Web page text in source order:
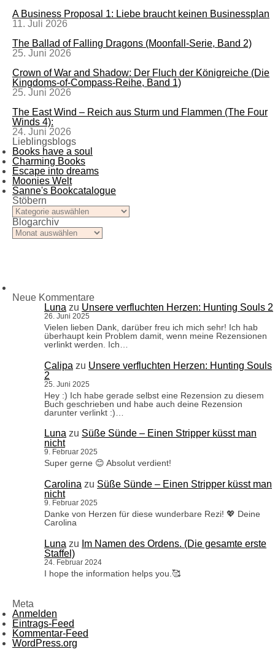
A Business Proposal 1: Liebe braucht keinen Businessplan
11. Juli 2026
The Ballad of Falling Dragons (Moonfall-Serie, Band 2)
25. Juni 2026
Crown of War and Shadow: Der Fluch der Königreiche (Die
Kingdoms-of-Compass-Reihe, Band 1)
25. Juni 2026
The East Wind – Reich aus Sturm und Flammen (The Four
Winds 4):
24. Juni 2026
Lieblingsblogs
Books have a soul
Charming Books
Escape into dreams
Moonies Welt
Sanne's Bookcatalogue
Stöbern
Stöbern
Blogarchiv
Blogarchiv
Neue Kommentare
Luna zu Unsere verfluchten Herzen: Hunting Souls 2
26. Juni 2025
Vielen lieben Dank, darüber freu ich mich sehr! Ich hab
überhaupt kein Problem damit, wenn meine Rezensionen
verlinkt werden. Ich…
Calipa zu Unsere verfluchten Herzen: Hunting Souls
2
25. Juni 2025
Hey :) Ich habe gerade selbst eine Rezension zu diesem
Buch geschrieben und habe auch deine Rezension
darunter verlinkt :)…
Luna zu Süße Sünde – Einen Stripper küsst man
nicht
9. Februar 2025
Super gerne 😊 Absolut verdient!
Carolina zu Süße Sünde – Einen Stripper küsst man
nicht
9. Februar 2025
Danke von Herzen für diese wunderbare Rezi! 💖 Deine
Carolina
Luna zu Im Namen des Ordens. (Die gesamte erste
Staffel)
24. Februar 2024
I hope the information helps you.🥰
Meta
Anmelden
Eintrags-Feed
Kommentar-Feed
WordPress.org